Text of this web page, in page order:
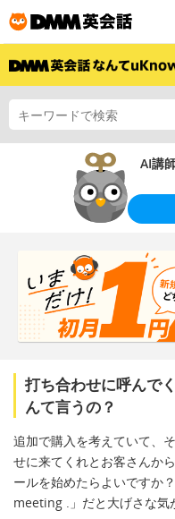
AI講
打ち合わせに呼んで
んて言うの？
追加で購入を考えていて、
せに来てくれとお客さんか
ールを始めたらよいです
meeting .」だと大げさな気